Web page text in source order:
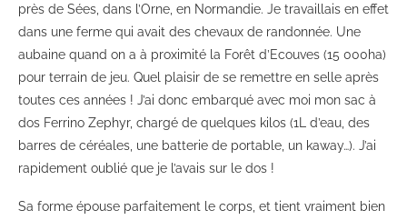
près de Sées, dans l’Orne, en Normandie. Je travaillais en effet
dans une ferme qui avait des chevaux de randonnée. Une
aubaine quand on a à proximité la Forêt d’Ecouves (15 000ha)
pour terrain de jeu. Quel plaisir de se remettre en selle après
toutes ces années ! J’ai donc embarqué avec moi mon sac à
dos Ferrino Zephyr, chargé de quelques kilos (1L d’eau, des
barres de céréales, une batterie de portable, un kaway…). J’ai
rapidement oublié que je l’avais sur le dos !
Sa forme épouse parfaitement le corps, et tient vraiment bien